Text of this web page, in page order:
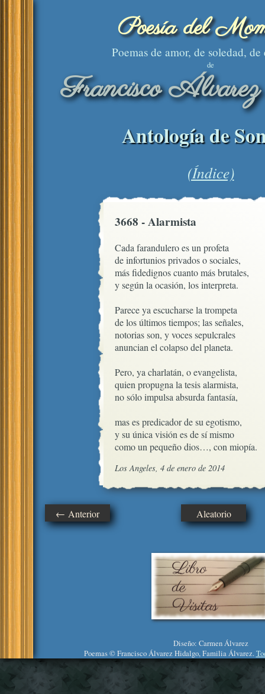
Poesía del
Poemas de amor, de soledad, de
de
Francisco
Antología de
(Índice)
3668 - Alarmista
Cada farandulero es un profeta
de infortunios privados o sociales,
más fidedignos cuanto más brutales,
y según la ocasión, los interpreta.
Parece ya escucharse la trompeta
de los últimos tiempos; las señales,
notorias son, y voces sepulcrales
anuncian el colapso del planeta.
Pero, ya charlatán, o evangelista,
quien propugna la tesis alarmista,
no sólo impulsa absurda fantasía,
mas es predicador de su egotismo,
y su única visión es de sí mismo
como un pequeño dios…, con miopía.
Los Angeles, 4 de enero de 2014
← Anterior Aleatorio
Diseño: Carmen Álvarez
Poemas © Francisco Álvarez Hidalgo, Familia Álvarez.